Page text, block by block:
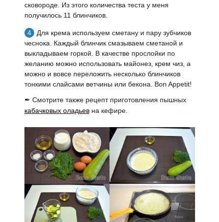
сковороде. Из этого количества теста у меня
получилось 11 блинчиков.
Для крема используем сметану и пару зубчиков
чеснока. Каждый блинчик смазываем сметаной и
выкладываем горкой. В качестве прослойки по
желанию можно использовать майонез, крем чиз, а
можно и вовсе переложить несколько блинчиков
тонкими слайсами ветчины или бекона. Bon Appetit!
✒ Смотрите также рецепт приготовления пышных
кабачковых оладьевна кефире.